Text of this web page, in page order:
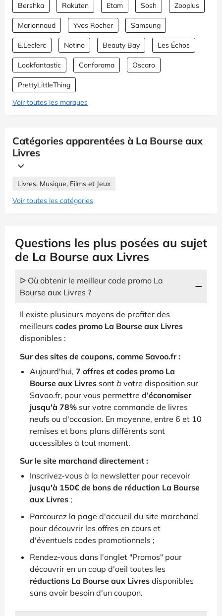
Bershka Rakuten Etam Sosh Zooplus
Marionnaud Yves Rocher Samsung
E.Leclerc Notino Beauty Bay Les Échos
Lookfantastic Conforama Oscaro
PrettyLittleThing
Voir toutes les marques
Catégories apparentées à La Bourse aux
Livres
Livres, Musique, Films et Jeux
Voir toutes les catégories
Questions les plus posées au sujet
de La Bourse aux Livres
ᐅ Où obtenir le meilleur code promo La
Bourse aux Livres ?
Il existe plusieurs moyens de profiter des
meilleurs codes promo La Bourse aux Livres
disponibles :
Sur des sites de coupons, comme Savoo.fr :
Aujourd'hui, 7 offres et codes promo La
Bourse aux Livres sont à votre disposition sur
Savoo.fr, pour vous permettre d'économiser
jusqu'à 78% sur votre commande de livres
neufs ou d'occasion. En moyenne, entre 6 et 10
remises et bons plans différents sont
accessibles à tout moment.
Sur le site marchand directement :
Inscrivez-vous à la newsletter pour recevoir
jusqu'à 150€ de bons de réduction La Bourse
aux Livres ;
Parcourez la page d'accueil du site marchand
pour découvrir les offres en cours et
d'éventuels codes promotionnels ;
Rendez-vous dans l'onglet "Promos" pour
découvrir en un coup d'oeil toutes les
réductions La Bourse aux Livres disponibles
sans avoir besoin d'un coupon.